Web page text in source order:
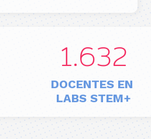
1.633
DOCENTES EN
LABS STEM+